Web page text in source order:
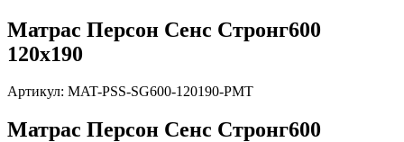
Матрас Персон Сенс Стронг600
120х190
Артикул: MAT-PSS-SG600-120190-PMT
Матрас Персон Сенс Стронг600